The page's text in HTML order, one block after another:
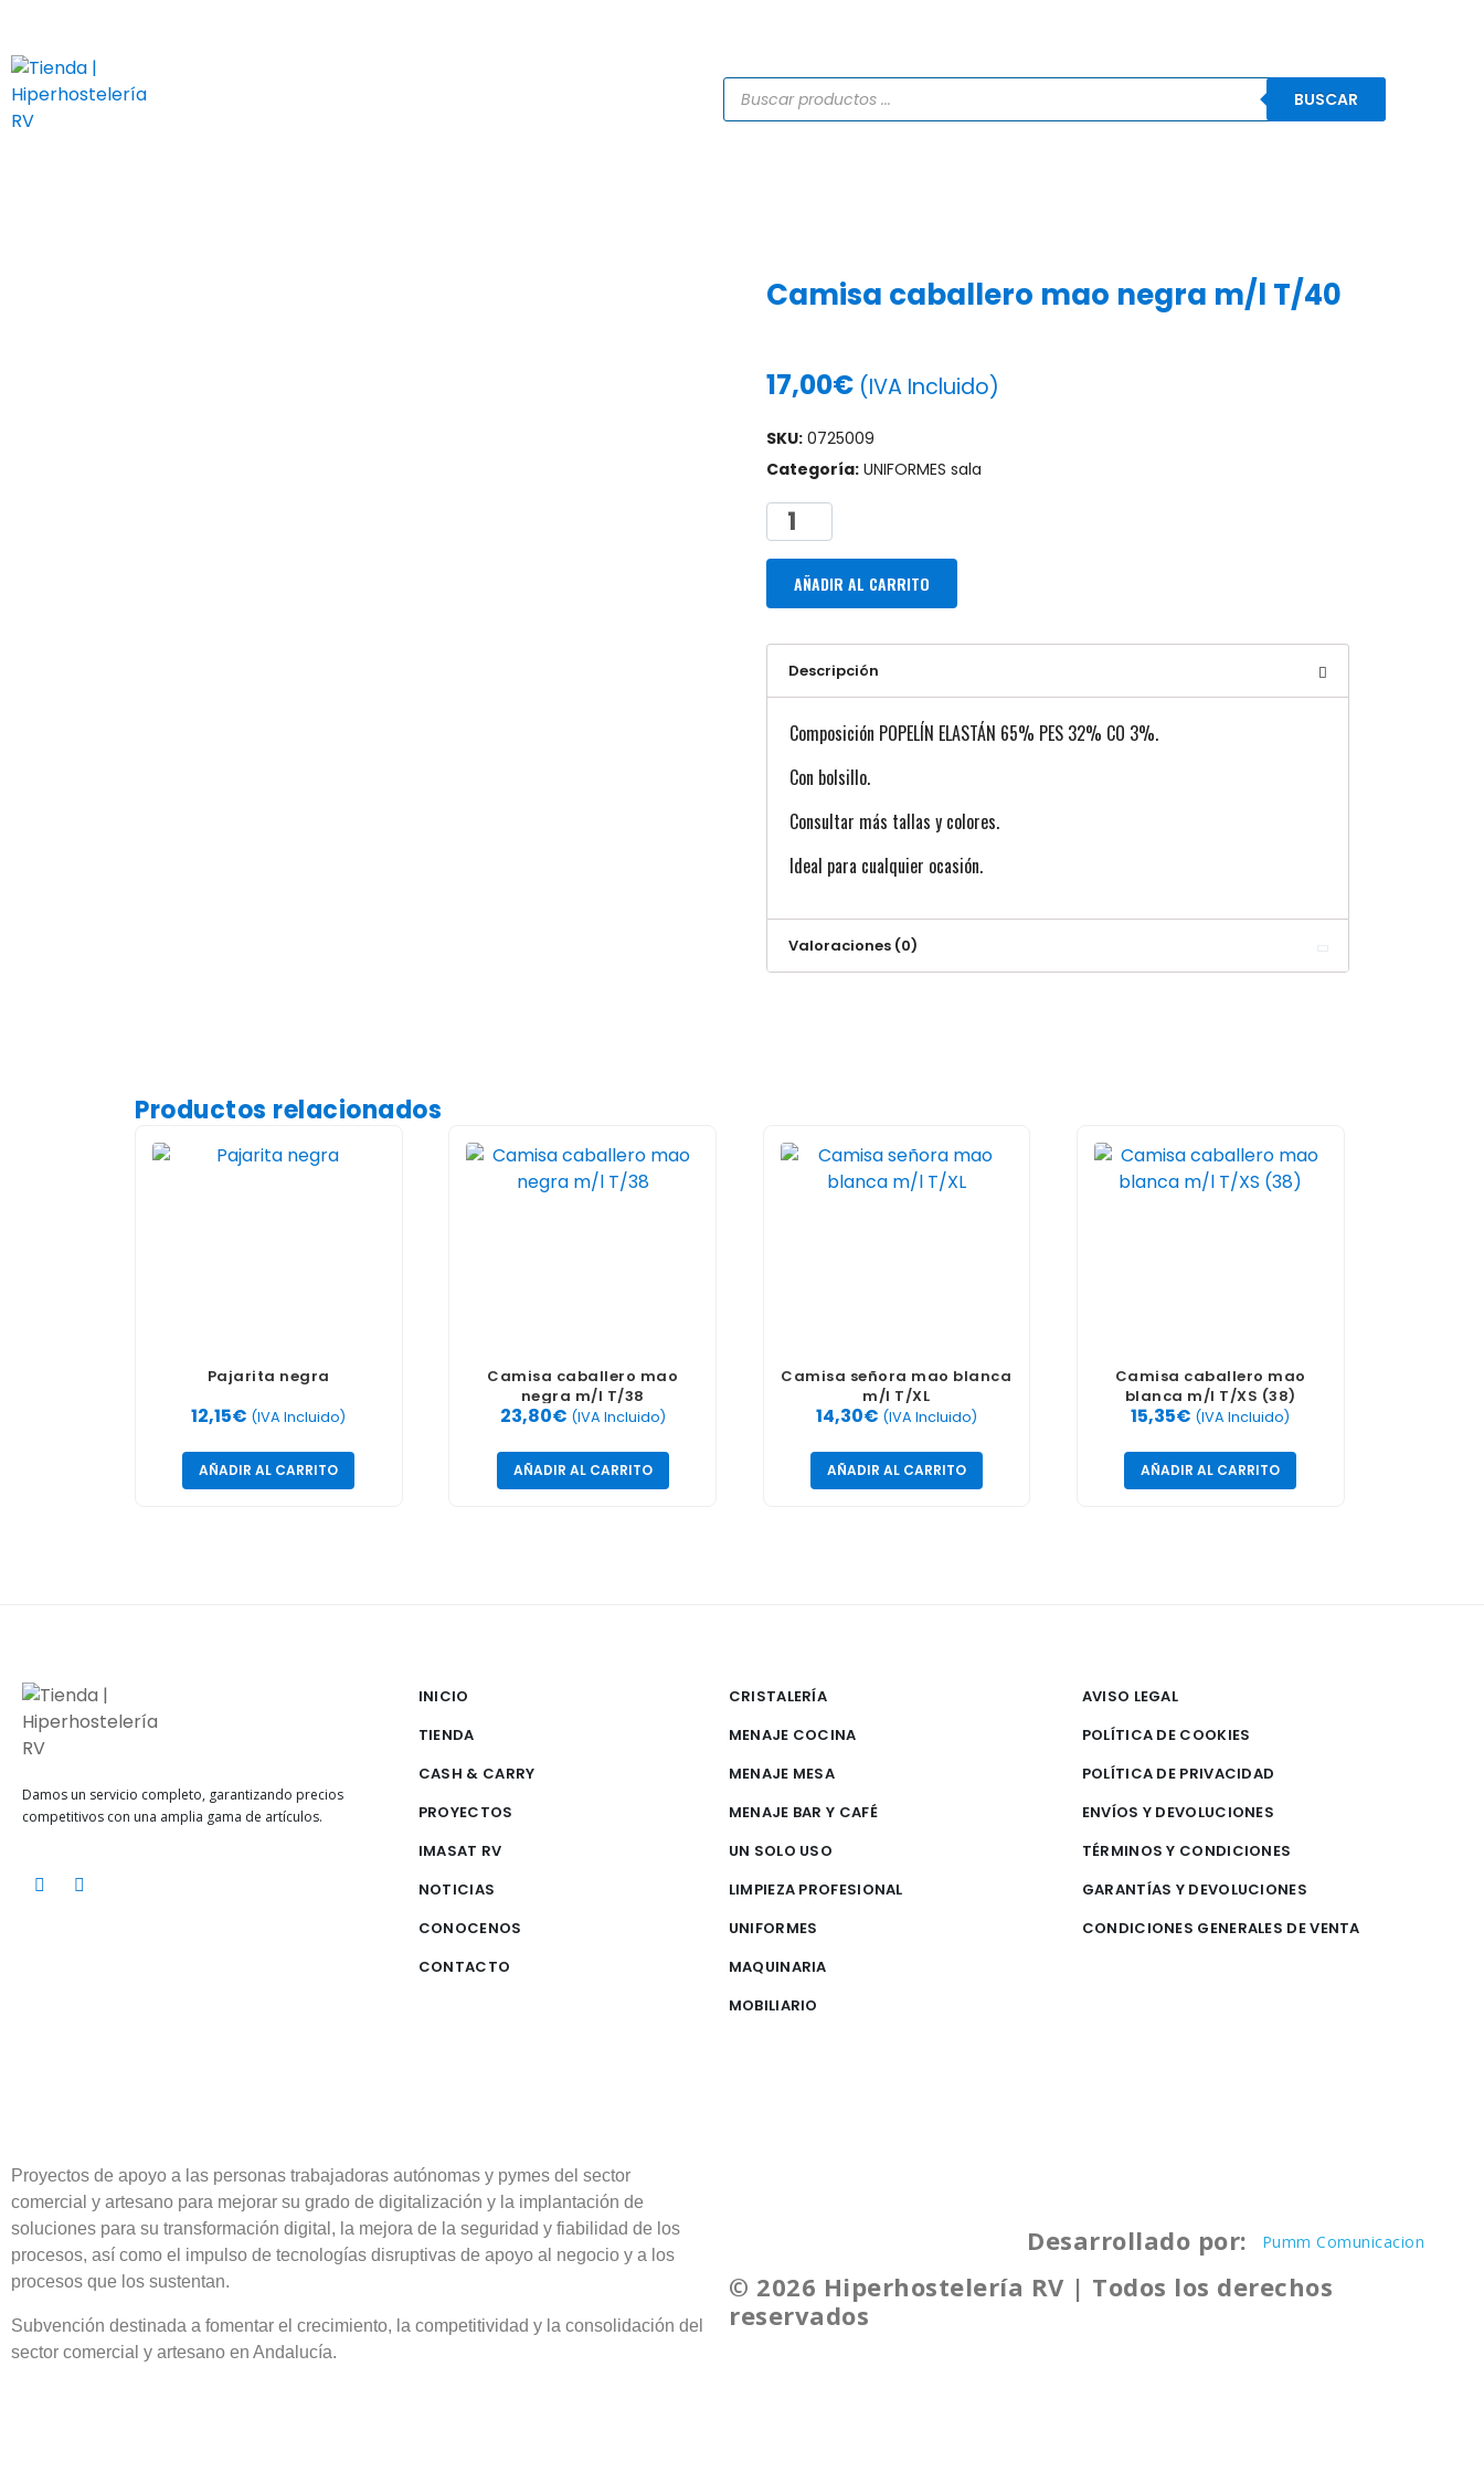
BUSCAR
Camisa caballero mao negra m/l T/40
17,00€ (IVA Incluido)
SKU: 0725009
Categoría: UNIFORMES sala
AÑADIR AL CARRITO
Descripción
Composición POPELÍN ELASTÁN 65% PES 32% CO 3%.
Con bolsillo.
Consultar más tallas y colores.
Ideal para cualquier ocasión.
Valoraciones (0)
Productos relacionados
Pajarita negra
12,15€ (IVA Incluido)
AÑADIR AL CARRITO
Camisa caballero mao
negra m/l T/38
23,80€ (IVA Incluido)
AÑADIR AL CARRITO
Camisa señora mao blanca
m/l T/XL
14,30€ (IVA Incluido)
AÑADIR AL CARRITO
Camisa caballero mao
blanca m/l T/XS (38)
15,35€ (IVA Incluido)
AÑADIR AL CARRITO
Damos un servicio completo, garantizando precios
competitivos con una amplia gama de artículos.
INICIO
TIENDA
CASH & CARRY
PROYECTOS
IMASAT RV
NOTICIAS
CONOCENOS
CONTACTO
CRISTALERÍA
MENAJE COCINA
MENAJE MESA
MENAJE BAR Y CAFÉ
UN SOLO USO
LIMPIEZA PROFESIONAL
UNIFORMES
MAQUINARIA
MOBILIARIO
AVISO LEGAL
POLÍTICA DE COOKIES
POLÍTICA DE PRIVACIDAD
ENVÍOS Y DEVOLUCIONES
TÉRMINOS Y CONDICIONES
GARANTÍAS Y DEVOLUCIONES
CONDICIONES GENERALES DE VENTA
Proyectos de apoyo a las personas trabajadoras autónomas y pymes del sector
comercial y artesano para mejorar su grado de digitalización y la implantación de
soluciones para su transformación digital, la mejora de la seguridad y fiabilidad de los
procesos, así como el impulso de tecnologías disruptivas de apoyo al negocio y a los
procesos que los sustentan.
Subvención destinada a fomentar el crecimiento, la competitividad y la consolidación del
sector comercial y artesano en Andalucía.
Desarrollado por: Pumm Comunicacion
© 2026 Hiperhostelería RV | Todos los derechos
reservados